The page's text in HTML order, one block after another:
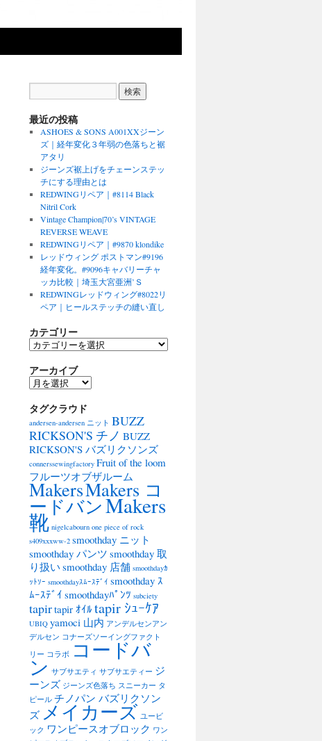
最近の投稿
ASHOES & SONS A001XXジーン
ズ｜経年変化３年弱の色落ちと裾
アタリ
ジーンズ裾上げをチェーンステッ
チにする理由とは
REDWINGリペア｜#8114 Black
Nitril Cork
Vintage Champion|70’s VINTAGE
REVERSE WEAVE
REDWINGリペア｜#9870 klondike
レッドウィング ポストマン#9196
経年変化。#9096キャバリーチャ
ッカ比較｜埼玉大宮亜洲’Ｓ
REDWINGレッドウィング#8022リ
ペア｜ヒールステッチの縫い直し
カテゴリー
カ
ゴ
リ
アーカイブ
ア
カ
イ
ブ
タグクラウド
andersen-andersen ニット BUZZ
RICKSON'S チノ BUZZ
RICKSON'S バズリクソンズ
connerssewingfactory Fruit of the loom
フルーツオブザルーム
MakersMakers コ
ードバンMakers
靴 nigelcabourn one piece of rock
s409xxxww-2 smoothday ニット
smoothday パンツ smoothday 取
り扱い smoothday 店舗 smoothdayｶ
ｯﾄｿｰ smoothdayｽﾑｰｽﾃﾞｲ smoothday ｽ
ﾑｰｽﾃﾞｲ smoothdayﾊﾟﾝﾂ subciety
tapirtapir ｵｲﾙ tapir ｼｭｰｹｱ
UBIQ yamoci 山内 アンデルセンアン
デルセン コナーズソーイングファクト
リー コラボ コードバ
ン サブサエティ サブサエティー ジ
ーンズ ジーンズ色落ち スニーカー タ
ピール チノパン バズリクソン
ズ メイカーズ ユービ
ック ワンピースオブロック ワン